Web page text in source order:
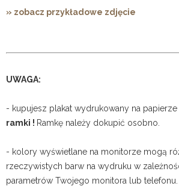
» zobacz przykładowe zdjęcie
UWAGA:
- kupujesz plakat wydrukowany na papierze
ramki ! Ramkę należy dokupić osobno.
- kolory wyświetlane na monitorze mogą
rzeczywistych barw na wydruku w
parametrów Twojego monitora lub